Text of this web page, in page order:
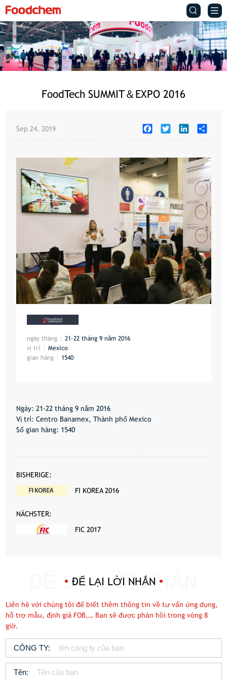
 
FoodTech SUMMIT＆EXPO 2016
Sep 24, 2019 FacebookTwitter LinkedIn Share
ngày tháng
21-22 tháng 9 năm 2016
vị trí
Mexico
gian hàng
1540
Ngày: 21-22 tháng 9 năm 2016
Vị trí: Centro Banamex, Thành phố Mexico
Số gian hàng: 1540
BISHERIGE:
FI KOREA 2016
NÄCHSTER:
FIC 2017
ĐỂ LẠI LỜI NHẮN
Liên hệ với chúng tôi để biết thêm thông tin về tư vấn ứng dụng,
hỗ trợ mẫu, định giá FOB,… Bạn sẽ được phản hồi trong vòng 8
giờ.